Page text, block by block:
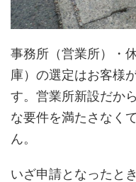
事務所（営業所）・
庫）の選定はお客様
す。営業所新設だか
な要件を満たさなく
ん。
いざ申請となったと